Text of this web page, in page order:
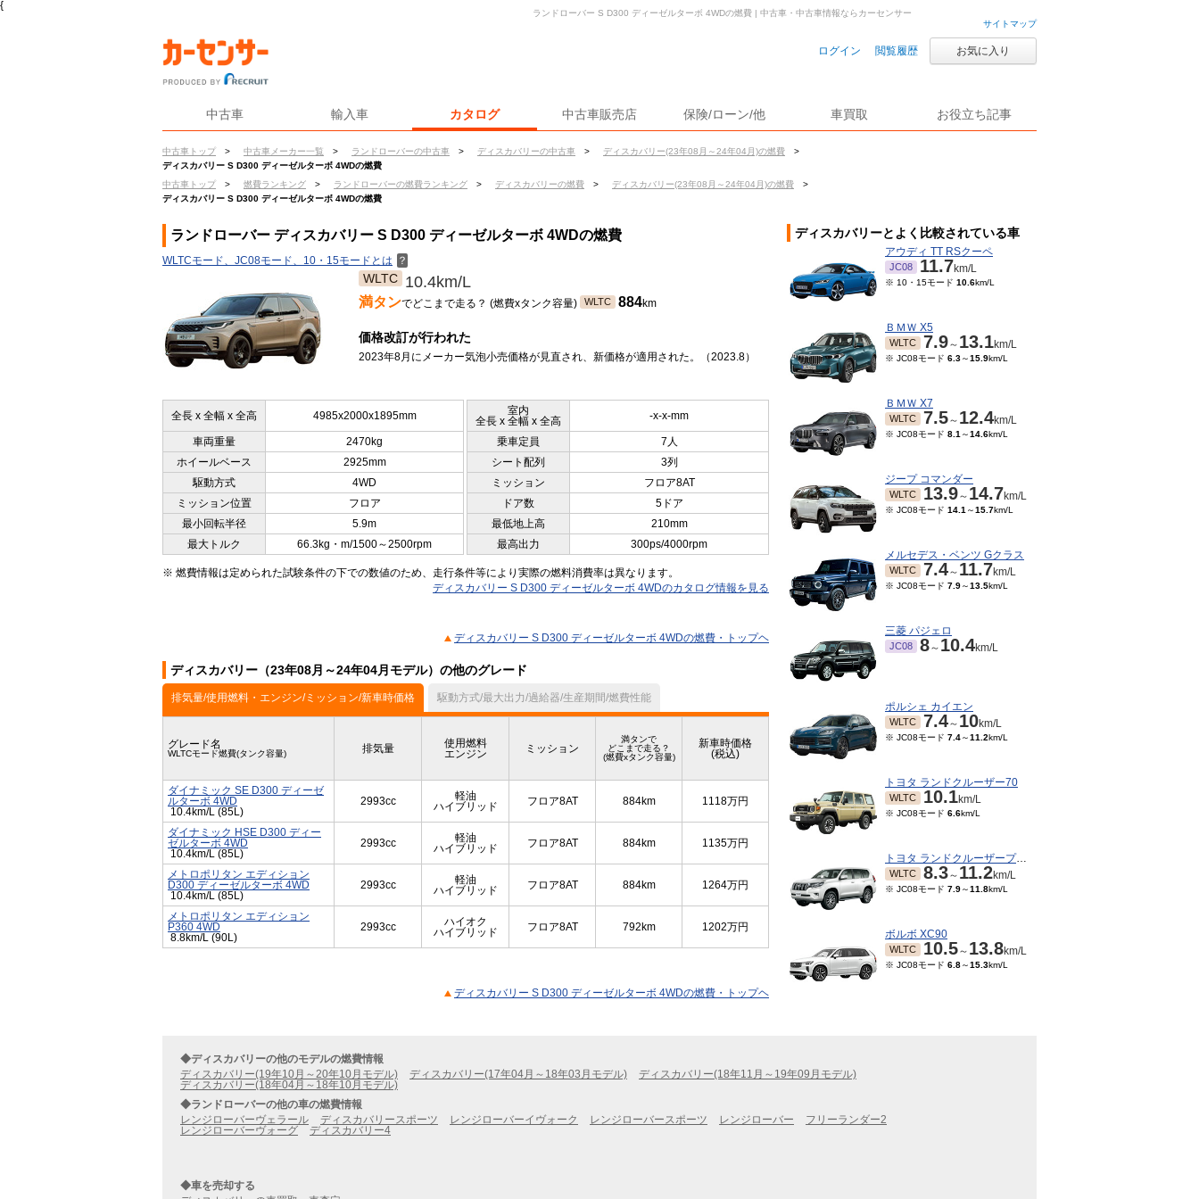
{
サイトマップ
ログイン 閲覧履歴 お気に入り
中古車 輸入車 カタログ 中古車販売店 保険/ローン/他 車買取 お役立ち記事
中古車トップ > 中古車メーカー一覧 > ランドローバーの中古車 > ディスカバリーの中古車 > ディスカバリー(23年08月～24年04月)の燃費
>
ディスカバリー S D300 ディーゼルターボ 4WDの燃費
中古車トップ
> 燃費ランキング > ランドローバーの燃費ランキング > ディスカバリーの燃費 > ディスカバリー(23年08月～24年04月)の燃費
>
ディスカバリー S D300 ディーゼルターボ 4WDの燃費
ランドローバー S D300 ディーゼルターボ 4WDの燃費 | 中古車・中古車情報ならカーセンサー
ランドローバー ディスカバリー S D300 ディーゼルターボ 4WDの燃費
WLTCモード、JC08モード、10・15モードとは ？
WLTC 10.4km/L
満タンでどこまで走る？ (燃費xタンク容量) WLTC 884km
価格改訂が行われた
2023年8月にメーカー気泡小売価格が見直され、新価格が適用された。（2023.8）
全長 x 全幅 x 全高 4985x2000x1895mm
室内
全長 x 全幅 x 全高
-x-x-mm
車両重量 2470kg 乗車定員
7人
ホイールベース
2925mm シート配列
3列
駆動方式
4WD ミッション
フロア8AT
ミッション位置
フロア ドア数
5ドア
最小回転半径
5.9m 最低地上高
210mm
最大トルク
66.3kg・m/1500～2500rpm 最高出力 300ps/4000rpm
※ 燃費情報は定められた試験条件の下での数値のため、走行条件等により実際の燃料消費率は異なります。
ディスカバリー S D300 ディーゼルターボ 4WDのカタログ情報を見る
ディスカバリー S D300 ディーゼルターボ 4WDの燃費・トップヘ
ディスカバリー（23年08月～24年04月モデル）の他のグレード
排気量/使用燃料・エンジン/ミッション/新車時価格 駆動方式/最大出力/過給器/生産期間/燃費性能
グレード名
WLTCモード燃費(タンク容量) 排気量
使用燃料
エンジン
ミッション
満タンで
どこまで走る？
(燃費xタンク容量)
新車時価格
(税込)
ダイナミック SE D300 ディーゼ
ルターボ 4WD
10.4km/L (85L)
2993cc
軽油
ハイブリッド
フロア8AT 884km 1118万円
ダイナミック HSE D300 ディー
ゼルターボ 4WD
10.4km/L (85L)
2993cc
軽油
ハイブリッド
フロア8AT 884km 1135万円
メトロポリタン エディション
D300 ディーゼルターボ 4WD
10.4km/L (85L)
2993cc
軽油
ハイブリッド
フロア8AT 884km 1264万円
メトロポリタン エディション
P360 4WD
8.8km/L (90L)
2993cc
ハイオク
ハイブリッド
フロア8AT 792km 1202万円
ディスカバリー S D300 ディーゼルターボ 4WDの燃費・トップヘ
ディスカバリーとよく比較されている車
アウディ TT RSクーペ
JC08 11.7km/L
※ 10・15モード 10.6km/L
ＢＭＷ X5
WLTC 7.9～ 13.1km/L
※ JC08モード 6.3～15.9km/L
ＢＭＷ X7
WLTC 7.5～ 12.4km/L
※ JC08モード 8.1 ～14.6km/L
ジープ コマンダー
WLTC 13.9～ 14.7km/L
※ JC08モード 14.1 ～15.7km/L
メルセデス・ベンツ Gクラス
WLTC 7.4～ 11.7km/L
※ JC08モード 7.9～13.5km/L
三菱 パジェロ
JC08 8～ 10.4km/L
ポルシェ カイエン
WLTC 7.4～ 10km/L
※ JC08モード 7.4～11.2km/L
トヨタ ランドクルーザー70
WLTC 10.1km/L
※ JC08モード 6.6km/L
トヨタ ランドクルーザープラド
WLTC 8.3～ 11.2km/L
※ JC08モード 7.9～11.8km/L
ボルボ XC90
WLTC 10.5～ 13.8km/L
※ JC08モード 6.8～15.3km/L
◆ディスカバリーの他のモデルの燃費情報
ディスカバリー(19年10月～20年10月モデル)
ディスカバリー(17年04月～18年03月モデル)
ディスカバリー(18年11月～19年09月モデル)
ディスカバリー(18年04月～18年10月モデル)
◆ランドローバーの他の車の燃費情報
レンジローバーヴェラール
ディスカバリースポーツ レンジローバーイヴォーク レンジローバースポーツ レンジローバー
フリーランダー2
レンジローバーヴォーグ
ディスカバリー4
◆車を売却する